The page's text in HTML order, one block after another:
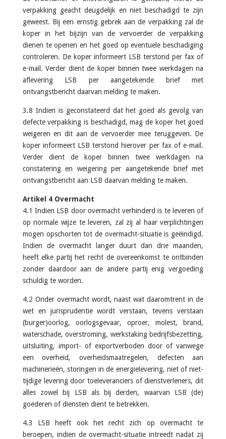
verpakking geacht deugdelijk en niet beschadigd te zijn
geweest. Bij een ernstig gebrek aan de verpakking zal de
koper in het bijzijn van de vervoerder de verpakking
dienen te openen en het goed op eventuele beschadiging
controleren. De koper informeert LSB terstond per fax of
e-mail. Verder dient de koper binnen twee werkdagen na
aflevering LSB per aangetekende brief met
ontvangstbericht daarvan melding te maken.
3.8 Indien is geconstateerd dat het goed als gevolg van
defecte verpakking is beschadigd, mag de koper het goed
weigeren en dit aan de vervoerder mee teruggeven. De
koper informeert LSB terstond hierover per fax of e-mail.
Verder dient de koper binnen twee werkdagen na
constatering en weigering per aangetekende brief met
ontvangstbericht aan LSB daarvan melding te maken.
Artikel 4 Overmacht
4.1 Indien LSB door overmacht verhinderd is te leveren of
op normale wijze te leveren, zal zij al haar verplichtingen
mogen opschorten tot de overmacht-situatie is geëindigd.
Indien de overmacht langer duurt dan drie maanden,
heeft elke partij het recht de overeenkomst te ontbinden
zonder daardoor aan de andere partij enig vergoeding
schuldig te worden.
4.2 Onder overmacht wordt, naast wat daaromtrent in de
wet en jurisprudentie wordt verstaan, tevens verstaan
(burger)oorlog, oorlogsgevaar, oproer, molest, brand,
waterschade, overstroming, werkstaking bedrijfsbezetting,
uitsluiting, import- of exportverboden door of vanwege
een overheid, overheidsmaatregelen, defecten aan
machinerieën, storingen in de energielevering, niet of niet-
tijdige levering door toeleveranciers of dienstverleners, dit
alles zowel bij LSB als bij derden, waarvan LSB (de)
goederen of diensten dient te betrekken.
4.3 LSB heeft ook het recht zich op overmacht te
beroepen, indien de overmacht-situatie intreedt nadat zij